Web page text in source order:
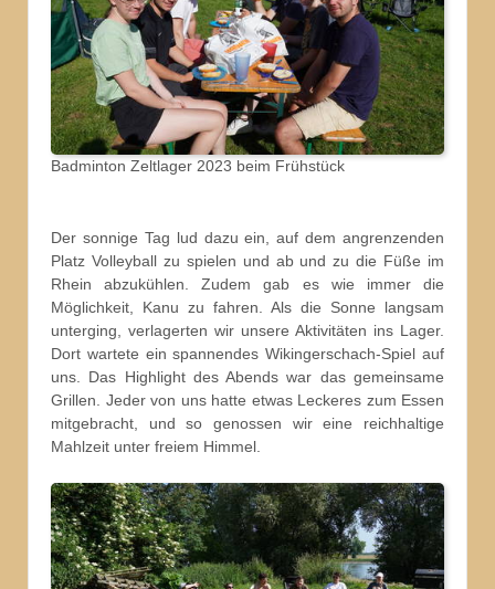
Badminton Zeltlager 2023 beim Frühstück
Der sonnige Tag lud dazu ein, auf dem angrenzenden
Platz Volleyball zu spielen und ab und zu die Füße im
Rhein abzukühlen. Zudem gab es wie immer die
Möglichkeit, Kanu zu fahren. Als die Sonne langsam
unterging, verlagerten wir unsere Aktivitäten ins Lager.
Dort wartete ein spannendes Wikingerschach-Spiel auf
uns. Das Highlight des Abends war das gemeinsame
Grillen. Jeder von uns hatte etwas Leckeres zum Essen
mitgebracht, und so genossen wir eine reichhaltige
Mahlzeit unter freiem Himmel.